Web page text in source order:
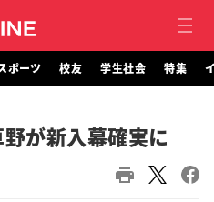
ポーツ 校友 学生社会 特集
が新入幕確実に